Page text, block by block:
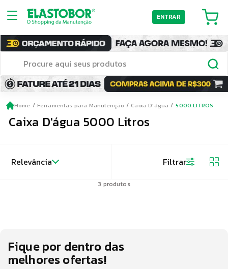
ENTRAR
Home Ferramentas para Manutenção Caixa D'água 5000 LITROS
Caixa D'água 5000 Litros
Relevância Filtrar
3 produtos
Fique por dentro das
melhores ofertas!